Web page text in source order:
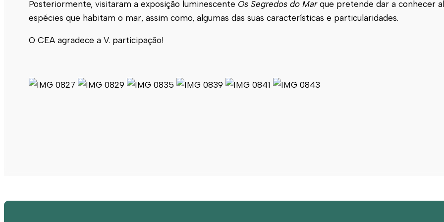
Posteriormente, visitaram a exposição luminescente Os Segredos do Marque pretende dar a conhecer
espécies que habitam o mar, assim como, algumas das suas características e particularidades.
O CEA agradece a V. participação!